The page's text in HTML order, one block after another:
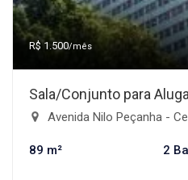
R$ 1.500/mês
Sala/Conjunto para
Avenida Nilo Peçanha -
89 m² 2